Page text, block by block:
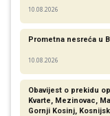
10.08.2026
Prometna nesreća u
10.08.2026
Obavijest o prekidu
Kvarte, Mezinovac,
Gornji Kosinj,